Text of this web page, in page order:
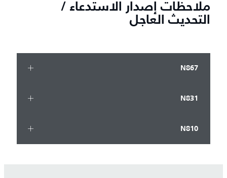
ملاحظات إصدار الاستدعاء /
التحديث العاجل
N867
N831
N810